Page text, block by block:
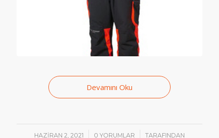
Devamını Oku
HAZIRAN 2, 2021
/ 0 YORUMLAR
/
TARAFINDAN